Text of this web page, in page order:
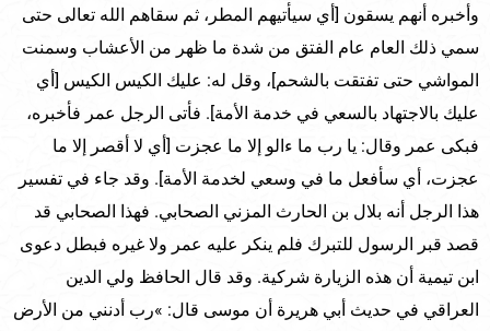
وأخبره أنهم يسقون [أي سيأتيهم المطر، ثم سقاهم الله تعالى حتى
سمي ذلك العام عام الفتق من شدة ما ظهر من الأعشاب وسمنت
المواشي حتى تفتقت بالشحم]، وقل له: عليك الكيس الكيس [أي
عليك بالاجتهاد بالسعي في خدمة الأمة]. فأتى الرجل عمر فأخبره،
فبكى عمر وقال: يا رب ما ءالو إلا ما عجزت [أي لا أقصر إلا ما
عجزت، أي سأفعل ما في وسعي لخدمة الأمة]. وقد جاء في تفسير
هذا الرجل أنه بلال بن الحارث المزني الصحابي. فهذا الصحابي قد
قصد قبر الرسول للتبرك فلم ينكر عليه عمر ولا غيره فبطل دعوى
ابن تيمية أن هذه الزيارة شركية. وقد قال الحافظ ولي الدين
العراقي في حديث أبي هريرة أن موسى قال: »رب أدنني من الأرض